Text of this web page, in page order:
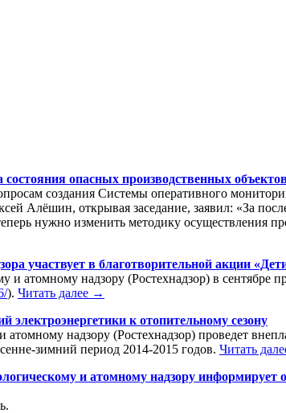
опасных производственных
создания Системы оперативного
Алёшин, открывая заседание, заявил: «За
нужно изменить методику осуществления
участвует в благотворительной акции
и атомному надзору (Ростехнадзор) в сентябре
). Читать далее →
электроэнергетики к отопительному сезону
атомному надзору (Ростехнадзор) проведет
зимний период 2014-2015 годов. Читать
и атомному надзору